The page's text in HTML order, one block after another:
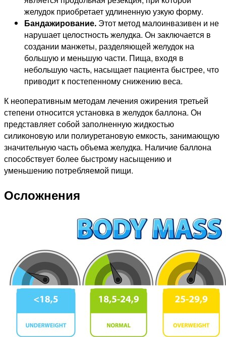
желудок приобретает удлиненную узкую форму.
Бандажирование. Этот метод малоинвазивен и не
нарушает целостность желудка. Он заключается в
создании манжеты, разделяющей желудок на
большую и меньшую части. Пища, входя в
небольшую часть, насыщает пациента быстрее, что
приводит к постепенному снижению веса.
К неоперативным методам лечения ожирения третьей
степени относится установка в желудок баллона. Он
представляет собой заполненную жидкостью
силиконовую или полиуретановую емкость, занимающую
значительную часть объема желудка. Наличие баллона
способствует более быстрому насыщению и
уменьшению потребляемой пищи.
Осложнения